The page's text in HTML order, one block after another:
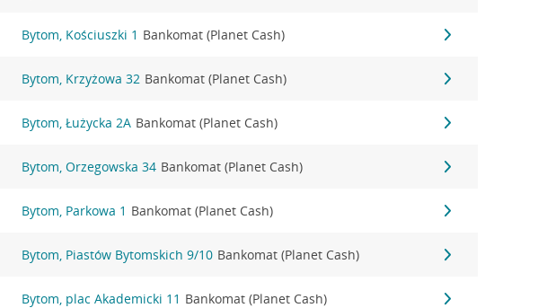
Bytom, Kościuszki 1 Bankomat (Planet Cash)
Bytom, Krzyżowa 32 Bankomat (Planet Cash)
Bytom, Łużycka 2A Bankomat (Planet Cash)
Bytom, Orzegowska 34 Bankomat (Planet Cash)
Bytom, Parkowa 1 Bankomat (Planet Cash)
Bytom, Piastów Bytomskich 9/10 Bankomat (Planet Cash)
Bytom, plac Akademicki 11 Bankomat (Planet Cash)